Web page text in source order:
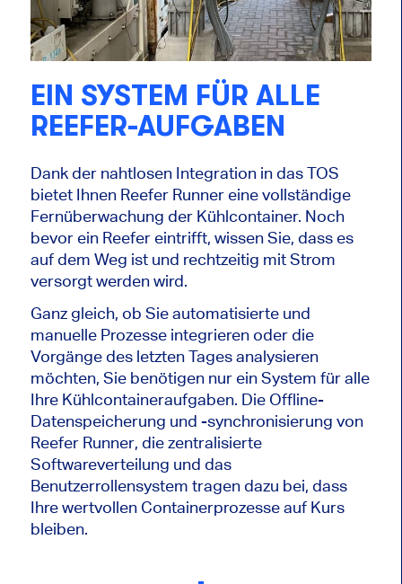
EIN SYSTEM FÜR ALLE
REEFER-AUFGABEN
Dank der nahtlosen Integration in das TOS
bietet Ihnen Reefer Runner eine vollständige
Fernüberwachung der Kühlcontainer. Noch
bevor ein Reefer eintrifft, wissen Sie, dass es
auf dem Weg ist und rechtzeitig mit Strom
versorgt werden wird.
Ganz gleich, ob Sie automatisierte und
manuelle Prozesse integrieren oder die
Vorgänge des letzten Tages analysieren
möchten, Sie benötigen nur ein System für alle
Ihre Kühlcontaineraufgaben. Die Offline-
Datenspeicherung und -synchronisierung von
Reefer Runner, die zentralisierte
Softwareverteilung und das
Benutzerrollensystem tragen dazu bei, dass
Ihre wertvollen Containerprozesse auf Kurs
bleiben.